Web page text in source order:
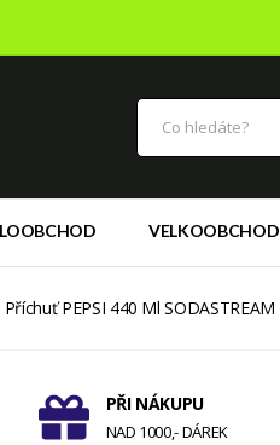
VELKOOBCHOD
Příchuť PEPSI 440 Ml SODASTREAM
PŘI NÁKUPU
NAD 1000,- DÁREK